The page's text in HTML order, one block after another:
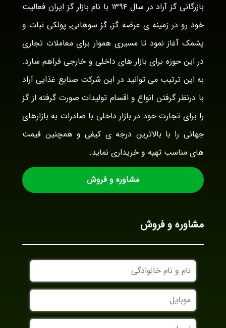
بازرگانی گز آراد در سال ۱۳۹۴ با نام بازار گز ایران فعالیت
خود رو در زمینه ی عرضه گز٬ گز سوهانی٬ پولکی نبات و
پشمک آغاز نمود تا مسیری هموار برای معاملات تجاری
در این حوزه برای بازار های داخلی و خارجی فراهم سازد.
به این ترتیب می توانید در این شرکت صنایع غذایی آراد
با درنظر گرفتن انواع و اقسام تولیدات صورت گرفته از گز
را برای تجارت خود در بازار داخلی با صادرات به بازارهای
جهانی را با بالاترین درجه ی کیفی و همچنین قیمت
های مناسب تهیه و خریداری نماید.
مشاوره و فروش
مشاوره و فروش
نام
و
نام
خانوادگی
موبایل
ایمیل